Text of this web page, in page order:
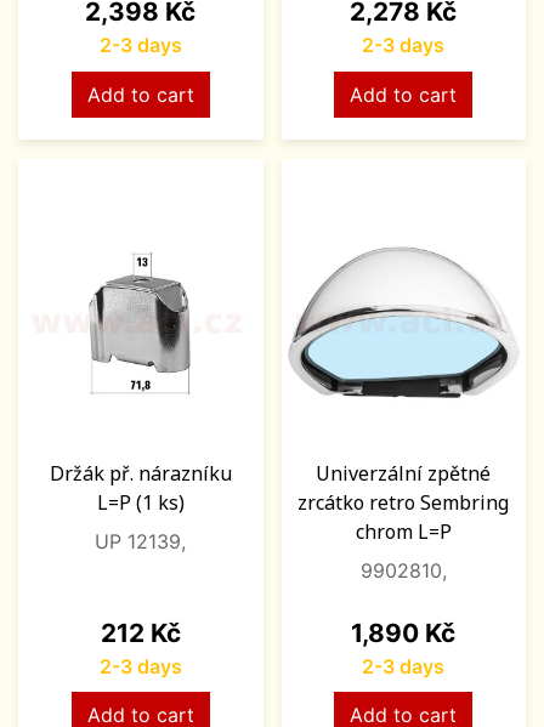
Price
2,398 Kč
2-3 days
Add to cart
Price
2,278 Kč
2-3 days
Add to cart
Držák př. nárazníku
L=P (1 ks)
UP 12139,
Price
212 Kč
2-3 days
Add to cart
Univerzální zpětné
zrcátko retro Sembring
chrom L=P
9902810,
Price
1,890 Kč
2-3 days
Add to cart